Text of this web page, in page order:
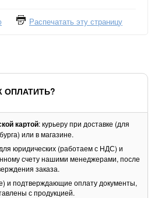
Распечатать эту страницу
ОПЛАТИТЬ?
картой: курьеру при доставке (для
или в магазине.
юридических (работаем с НДС) и
счету нашими менеджерами, после
заказа.
и подтверждающие оплату документы,
с продукцией.